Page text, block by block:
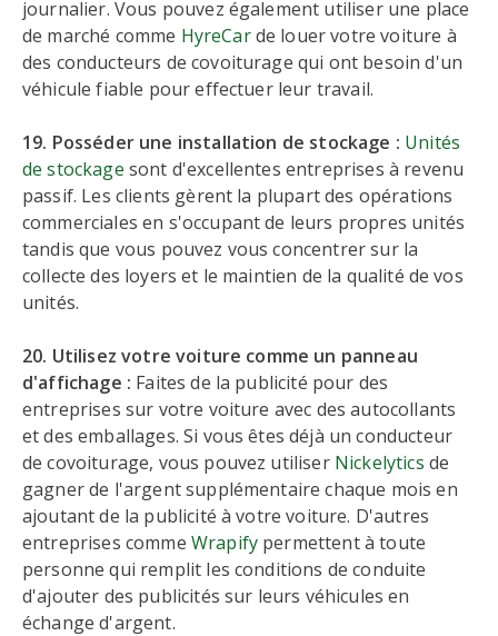
journalier. Vous pouvez également utiliser une place
de marché comme HyreCarde louer votre voiture à
des conducteurs de covoiturage qui ont besoin d'un
véhicule fiable pour effectuer leur travail.
19. Posséder une installation de stockage : Unités
de stockage sont d'excellentes entreprises à revenu
passif. Les clients gèrent la plupart des opérations
commerciales en s'occupant de leurs propres unités
tandis que vous pouvez vous concentrer sur la
collecte des loyers et le maintien de la qualité de vos
unités.
20. Utilisez votre voiture comme un panneau
d'affichage : Faites de la publicité pour des
entreprises sur votre voiture avec des autocollants
et des emballages. Si vous êtes déjà un conducteur
de covoiturage, vous pouvez utiliser Nickelytics de
gagner de l'argent supplémentaire chaque mois en
ajoutant de la publicité à votre voiture. D'autres
entreprises comme Wrapify permettent à toute
personne qui remplit les conditions de conduite
d'ajouter des publicités sur leurs véhicules en
échange d'argent.